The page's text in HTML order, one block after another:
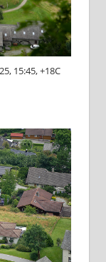
15:45, +18C